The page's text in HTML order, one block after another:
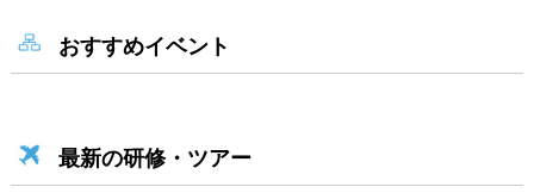
おすすめイベント
最新の研修・ツアー